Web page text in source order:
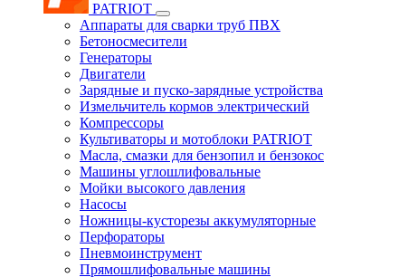
PATRIOT
Аппараты для сварки труб ПВХ
Бетоносмесители
Генераторы
Двигатели
Зарядные и пуско-зарядные устройства
Измельчитель кормов электрический
Компрессоры
Культиваторы и мотоблоки PATRIOT
Масла, смазки для бензопил и бензокос
Машины углошлифовальные
Мойки высокого давления
Насосы
Ножницы-кусторезы аккумуляторные
Перфораторы
Пневмоинструмент
Прямошлифовальные машины